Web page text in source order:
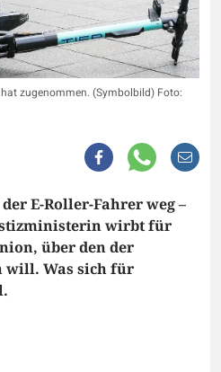
zugenommen. (Symbolbild) Foto:
E-Roller-Fahrer weg –
wirbt für
über den der
will. Was sich für